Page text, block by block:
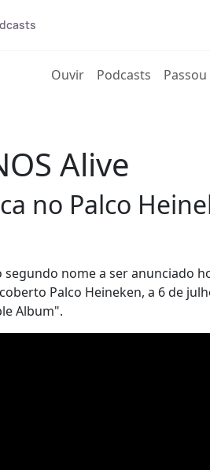
Ouvir(current)
Podcasts Passou
Alive
no Palco
nome a ser anunciado
Palco Heineken, a 6 de
Album".